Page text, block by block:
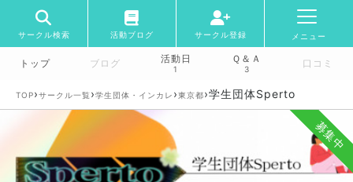
サークル検索 活動ブログ サークル登録 メニュー
トップ ブログ 活動日
1
Ｑ＆Ａ
3 口コミ
TOP›サークル一覧 ›学生団体・インカレ ›東京都›学生団体Sperto
募集中